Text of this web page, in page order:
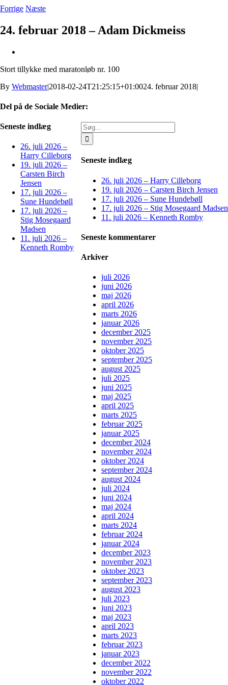
Forrige Næste
24. februar 2018 – Adam Dickmeiss
billede
Stort tillykke med maratonløb nr. 100
By Webmaster|2018-02-24T21:25:15+01:0024. februar 2018|
Del på de Sociale Medier:
Facebook
X
LinkedIn
Pinterest
E-
Søg
efter:
Seneste indlæg
26. juli 2026 – Harry Cilleborg
19. juli 2026 – Carsten Birch Jensen
17. juli 2026 – Sune Hundebøll
17. juli 2026 – Stig Mosegaard Madsen
11. juli 2026 – Kenneth Romby
Seneste kommentarer
Arkiver
juli 2026
juni 2026
maj 2026
april 2026
marts 2026
januar 2026
december 2025
november 2025
oktober 2025
september 2025
august 2025
juli 2025
juni 2025
maj 2025
april 2025
marts 2025
februar 2025
januar 2025
december 2024
november 2024
oktober 2024
september 2024
august 2024
juli 2024
juni 2024
maj 2024
april 2024
marts 2024
februar 2024
januar 2024
december 2023
november 2023
oktober 2023
september 2023
august 2023
juli 2023
juni 2023
maj 2023
april 2023
marts 2023
februar 2023
januar 2023
december 2022
november 2022
oktober 2022
Seneste indlæg
26. juli 2026 –
Harry Cilleborg
19. juli 2026 –
Carsten Birch
Jensen
17. juli 2026 –
Sune Hundebøll
17. juli 2026 –
Stig Mosegaard
Madsen
11. juli 2026 –
Kenneth Romby